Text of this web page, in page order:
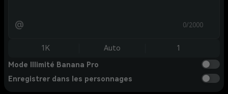
@ 0/2000
1K Auto 1
Mode Illimité Banana Pro
Enregistrer dans les personnages